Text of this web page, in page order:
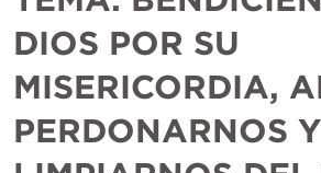
DIOS POR SU
MISERICORDIA,
PERDONARNOS Y